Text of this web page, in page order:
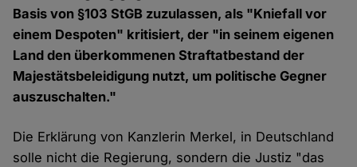
Basis von §103 StGB zuzulassen, als "Kniefall vor
einem Despoten" kritisiert, der "in seinem eigenen
Land den überkommenen Straftatbestand der
Majestätsbeleidigung nutzt, um politische Gegner
auszuschalten."
Die Erklärung von Kanzlerin Merkel, in Deutschland
solle nicht die Regierung, sondern die Justiz "das